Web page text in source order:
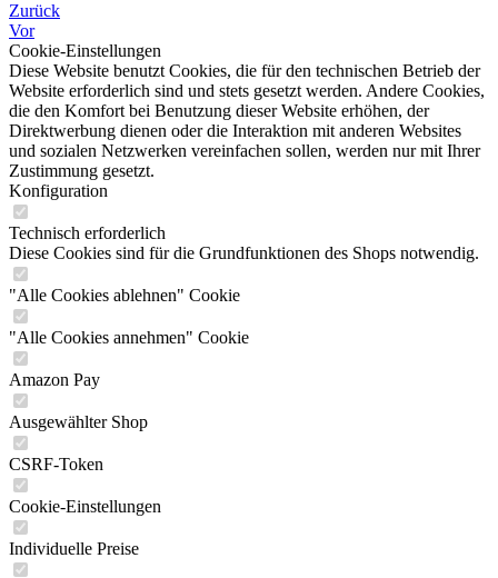
Zurück
Vor
Cookie-Einstellungen
Diese Website benutzt Cookies, die für den technischen Betrieb der
Website erforderlich sind und stets gesetzt werden. Andere Cookies,
die den Komfort bei Benutzung dieser Website erhöhen, der
Direktwerbung dienen oder die Interaktion mit anderen Websites
und sozialen Netzwerken vereinfachen sollen, werden nur mit Ihrer
Zustimmung gesetzt.
Konfiguration
Technisch erforderlich
Diese Cookies sind für die Grundfunktionen des Shops notwendig.
"Alle Cookies ablehnen" Cookie
"Alle Cookies annehmen" Cookie
Amazon Pay
Ausgewählter Shop
CSRF-Token
Cookie-Einstellungen
Individuelle Preise